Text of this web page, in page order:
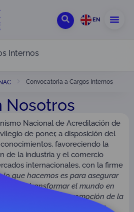
EN
Internos
Convocatoria a Cargos Internos
Nosotros
Nacional de Acreditación de
de poner, a disposición del
favoreciendo la
de la industria y el comercio
internacionales, con la firme
lo que hacemos es para asegurar
para transformar el mundo en
con la promoción de la
y la innovación, lo hacemos